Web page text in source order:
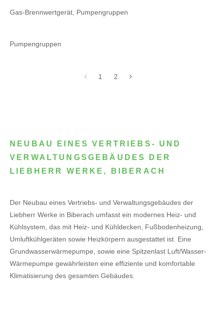
Gas-Brennwertgerät, Pumpengruppen
Pumpengruppen
1 2
NEUBAU EINES VERTRIEBS- UND
VERWALTUNGSGEBÄUDES DER
LIEBHERR WERKE, BIBERACH
Der Neubau eines Vertriebs- und Verwaltungsgebäudes der
Liebherr Werke in Biberach umfasst ein modernes Heiz- und
Kühlsystem, das mit Heiz- und Kühldecken, Fußbodenheizung,
Umluftkühlgeräten sowie Heizkörpern ausgestattet ist. Eine
Grundwasserwärmepumpe, sowie eine Spitzenlast Luft/Wasser-
Wärmepumpe gewährleisten eine effiziente und komfortable
Klimatisierung des gesamten Gebäudes.